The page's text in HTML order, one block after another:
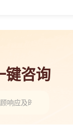
键咨询
响应及时吗？”